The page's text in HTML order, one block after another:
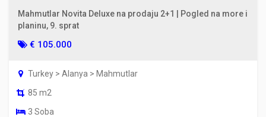
Mahmutlar Novita Deluxe na prodaju 2+1 | Pogled na more i
planinu, 9. sprat
€ 105.000
Turkey > Alanya > Mahmutlar
85 m2
3 Soba